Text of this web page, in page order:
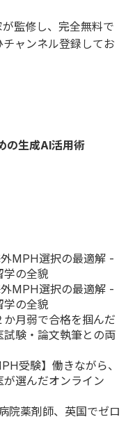
監修し、完全無料で
ャンネル登録してお
の生成AI活用術
MPH選択の最適解 -
学の全貌
MPH選択の最適解 -
学の全貌
か月弱で合格を掴んだ
験・論文執筆との両
受験】働きながら、
選んだオンライン
院薬剤師、英国でゼロ